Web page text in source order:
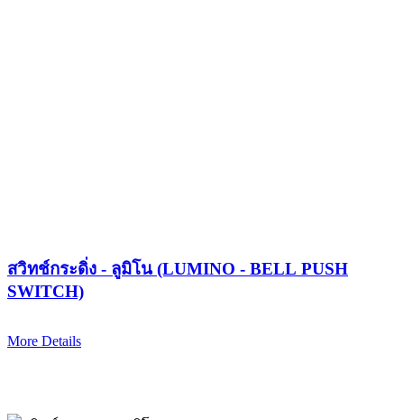
สวิทช์กระดิ่ง - ลูมิโน (LUMINO - BELL PUSH
SWITCH)
More Details